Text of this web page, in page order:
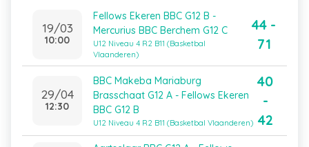
19/03
10:00
Fellows Ekeren BBC G12 B -
Mercurius BBC Berchem G12 C
U12 Niveau 4 R2 B11 (Basketbal
Vlaanderen)
44 -
71
29/04
12:30
BBC Makeba Mariaburg
Brasschaat G12 A - Fellows Ekeren
BBC G12 B
U12 Niveau 4 R2 B11 (Basketbal Vlaanderen)
40
-
42